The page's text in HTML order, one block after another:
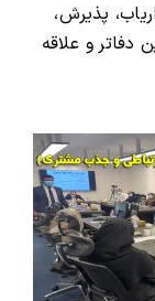
پذیرش،
دفاتر و علاقه